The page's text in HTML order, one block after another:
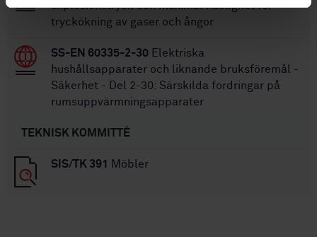
explosionstryck och maximal hastighet för
tryckökning av gaser och ångor
SS-EN 60335-2-30 Elektriska
hushållsapparater och liknande bruksföremål -
Säkerhet - Del 2-30: Särskilda fordringar på
rumsuppvärmningsapparater
TEKNISK KOMMITTÉ
SIS/TK 391 Möbler